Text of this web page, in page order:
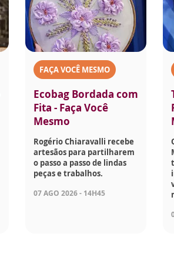
FAÇA VOCÊ MESMO
Ecobag Bordada com
Fita - Faça Você
Mesmo
Rogério Chiaravalli recebe
artesãos para partilharem
o passo a passo de lindas
peças e trabalhos.
07 AGO 2026 - 14H45